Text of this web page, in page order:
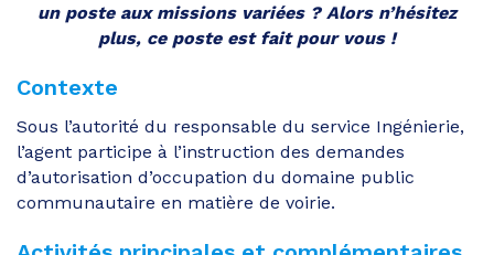
un poste aux missions variées ? Alors n’hésitez
plus, ce poste est fait pour vous !
Contexte
Sous l’autorité du responsable du service Ingénierie,
l’agent participe à l’instruction des demandes
d’autorisation d’occupation du domaine public
communautaire en matière de voirie.